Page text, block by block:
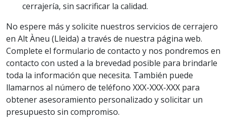
cerrajería, sin sacrificar la calidad.
No espere más y solicite nuestros servicios de cerrajero
en Alt Àneu (Lleida) a través de nuestra página web.
Complete el formulario de contacto y nos pondremos en
contacto con usted a la brevedad posible para brindarle
toda la información que necesita. También puede
llamarnos al número de teléfono XXX-XXX-XXX para
obtener asesoramiento personalizado y solicitar un
presupuesto sin compromiso.